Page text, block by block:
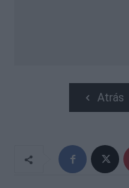
Atrás